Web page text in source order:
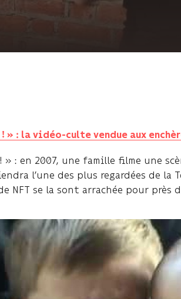
» : la vidéo-culte vendue aux
» : en 2007, une famille filme une
l’une des plus regardées de la
NFT se la sont arrachée pour près